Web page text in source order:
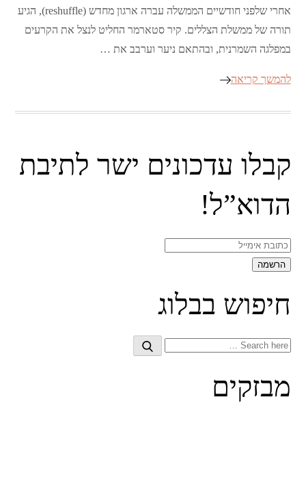
אחרי שלפני חודשיים הממשלה עברה ארגון מחדש (reshuffle), הגיע
תורה של ממשלת הצללים. קיר סטארמר החליט לנצל את הקרעים
במפלגה השמרנית, ובהתאם ניער וערבב את …
להמשך קריאה
קבלו עדכונים ישר לתיבת
הדוא”ל!
חיפוש בבלוג
Search
Search
מבזקים